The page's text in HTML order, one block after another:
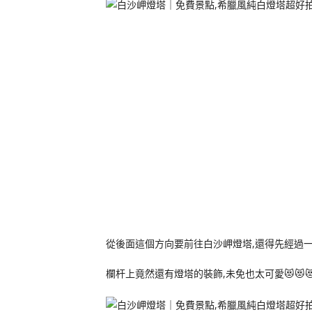
從後面這個方向要前往白沙岬燈塔,還得先經過
欄杆上竟然還有燈塔的裝飾,未免也太可愛